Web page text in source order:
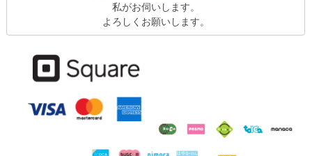
私がお伺いします。
よろしくお願いします。